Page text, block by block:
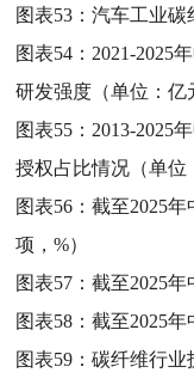
图表53：汽车工业碳
图表54： 2021-2025
研发强度（单位：亿
图表55： 2013-2025
授权占比情况（单位
图表56：截至2025年
项，%）
图表57：截至2025
图表58：截至2025
图表59：碳纤维行业